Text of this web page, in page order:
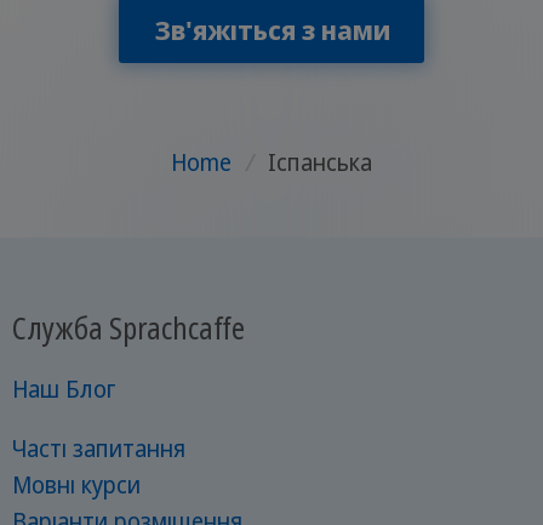
Зв'яжіться з нами
Home / Іспанська
Служба Sprachcaffe
Наш Блог
Часті запитання
Мовні курси